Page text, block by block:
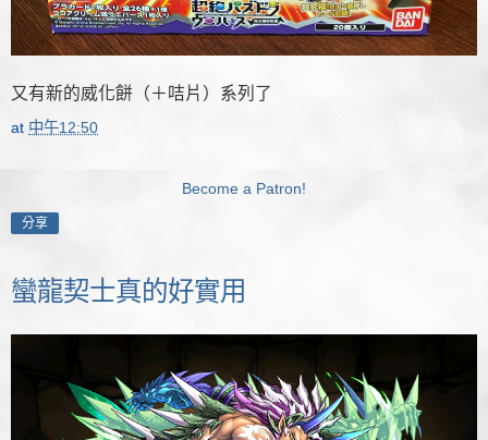
又有新的威化餅（＋咭片）系列了
at 中午12:50
Become a Patron!
分享
蠻龍契士真的好實用